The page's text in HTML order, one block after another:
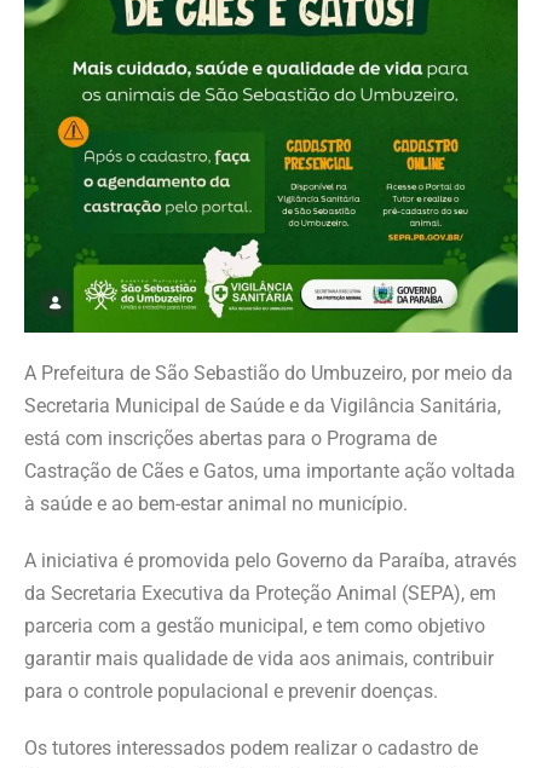
A Prefeitura de São Sebastião do Umbuzeiro, por meio da
Secretaria Municipal de Saúde e da Vigilância Sanitária,
está com inscrições abertas para o Programa de
Castração de Cães e Gatos, uma importante ação voltada
à saúde e ao bem-estar animal no município.
A iniciativa é promovida pelo Governo da Paraíba, através
da Secretaria Executiva da Proteção Animal (SEPA), em
parceria com a gestão municipal, e tem como objetivo
garantir mais qualidade de vida aos animais, contribuir
para o controle populacional e prevenir doenças.
Os tutores interessados podem realizar o cadastro de